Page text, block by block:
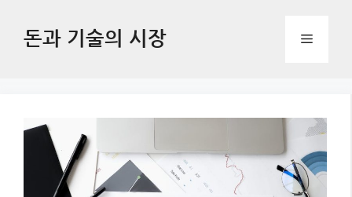
돈과 기술의 시장 Menu